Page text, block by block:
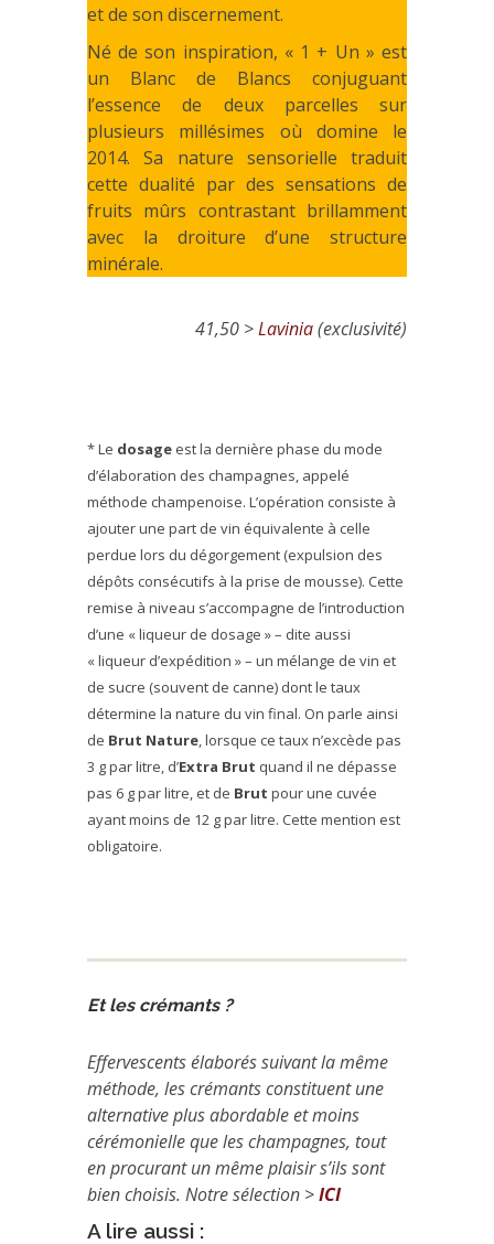
et de son discernement.
Né de son inspiration, « 1 + Un » est
un Blanc de Blancs conjuguant
l’essence de deux parcelles sur
plusieurs millésimes où domine le
2014. Sa nature sensorielle traduit
cette dualité par des sensations de
fruits mûrs contrastant brillamment
avec la droiture d’une structure
minérale.
41,50 >Lavinia(exclusivité)
* Le dosage est la dernière phase du mode
d’élaboration des champagnes, appelé
méthode champenoise. L’opération consiste à
ajouter une part de vin équivalente à celle
perdue lors du dégorgement (expulsion des
dépôts consécutifs à la prise de mousse). Cette
remise à niveau s’accompagne de l’introduction
d’une « liqueur de dosage » – dite aussi
« liqueur d’expédition » – un mélange de vin et
de sucre (souvent de canne) dont le taux
détermine la nature du vin final. On parle ainsi
de Brut Nature, lorsque ce taux n’excède pas
3 g par litre, d’Extra Brut quand il ne dépasse
pas 6 g par litre, et de Brut pour une cuvée
ayant moins de 12 g par litre. Cette mention est
obligatoire.
Et les crémants ?
Effervescents élaborés suivant la même
méthode, les crémants constituent une
alternative plus abordable et moins
cérémonielle que les champagnes, tout
en procurant un même plaisir s’ils sont
bien choisis. Notre sélection >ICI
A lire aussi :